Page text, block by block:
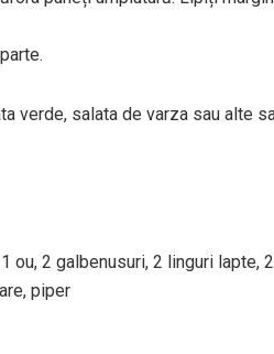
verde, salata de varza sau alte
ou, 2 galbenusuri, 2 linguri lapte,
piper